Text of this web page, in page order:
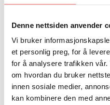
Denne nettsiden anvender
Vi bruker
et personlig preg, for å
for å analysere trafikken
om hvordan du bruker
innen sosiale medier,
kan kombinere den med
Bytte ut
Dette bør du
Les artikkel